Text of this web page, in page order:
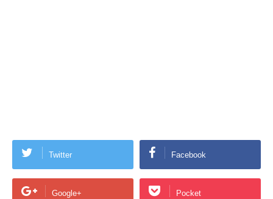
Twitter Facebook
Google+ Pocket